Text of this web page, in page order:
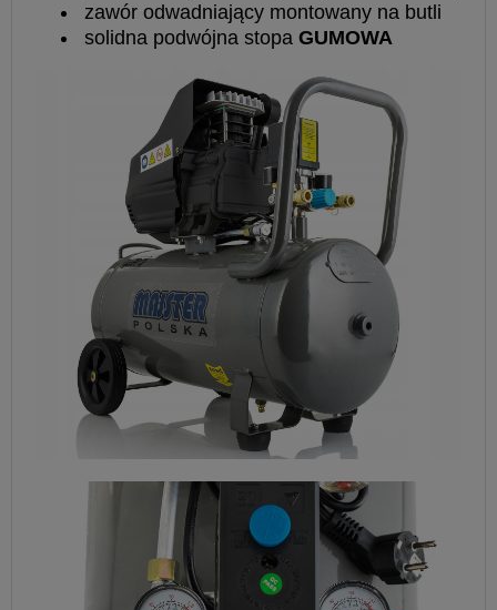
zawór odwadniający montowany na butli
solidna podwójna stopa GUMOWA